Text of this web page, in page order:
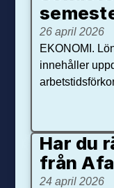
26 april 2026
EKONOMI.
innehåller
Har du
från
24 april 2026